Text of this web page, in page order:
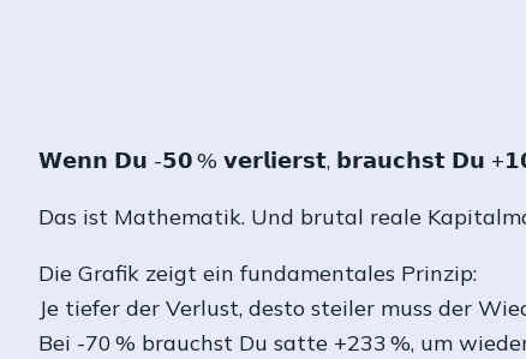
𝗪𝗲𝗻𝗻 𝗗𝘂 -𝟱𝟬 % 𝘃𝗲𝗿𝗹𝗶𝗲𝗿𝘀𝘁, 𝗯𝗿𝗮𝘂𝗰𝗵𝘀𝘁 𝗗𝘂
Das ist Mathematik. Und brutal reale
Die Grafik zeigt ein fundamentales Prinzip:
Je tiefer der Verlust, desto steiler muss der
Bei -70 % brauchst Du satte +233 %, um